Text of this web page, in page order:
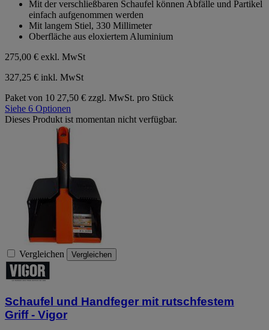
Sternen.Mit der verschließbaren Schaufel können Abfälle und Partikel
einfach aufgenommen werden
Mit langem Stiel, 330 Millimeter
Oberfläche aus eloxiertem Aluminium
275,00 € exkl. MwSt
327,25 € inkl. MwSt
Paket von 10 27,50 € zzgl. MwSt. pro Stück
Siehe 6 Optionen
Dieses Produkt ist momentan nicht verfügbar.
Vergleichen Vergleichen
Schaufel und Handfeger mit rutschfestem
Griff - Vigor